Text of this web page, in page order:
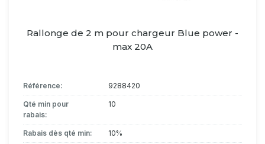
Rallonge de 2 m pour chargeur Blue power -
max 20A
Référence: 9288420
Qté min pour
rabais:
10
Rabais dès qté min: 10%